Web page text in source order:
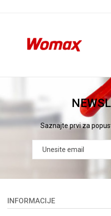
Saznajte prvi za
INFORMACIJE